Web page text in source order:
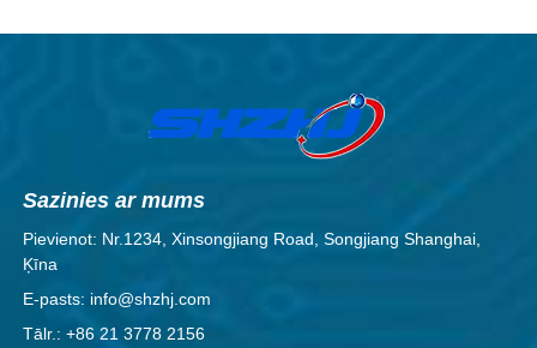
Sazinies ar mums
Pievienot: Nr.1234, Xinsongjiang Road, Songjiang Shanghai,
Ķīna
E-pasts: info@shzhj.com
Tālr.: +86 21 3778 2156